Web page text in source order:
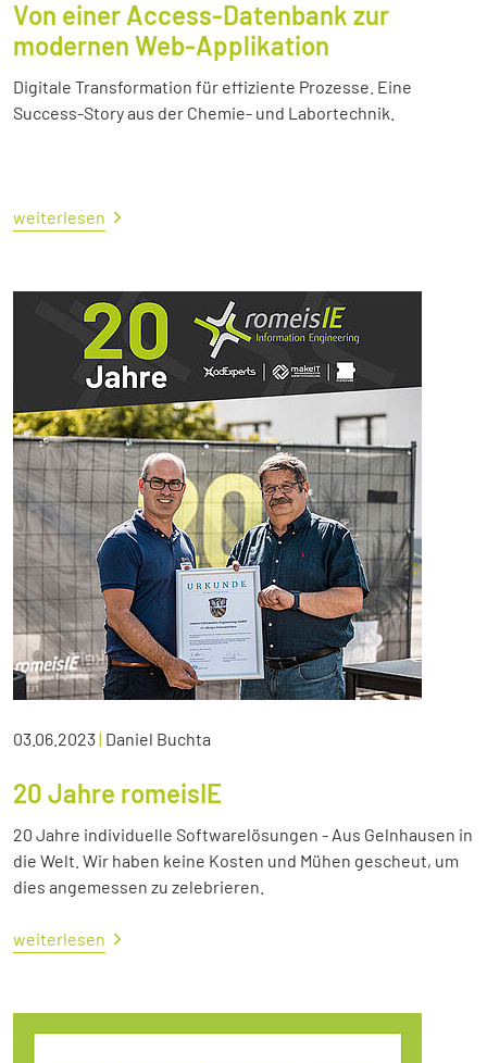
Von einer Access-Datenbank zur
modernen Web-Applikation
Digitale Transformation für effiziente Prozesse. Eine
Success-Story aus der Chemie- und Labortechnik.
weiterlesen
03.06.2023| Daniel Buchta
20 Jahre romeisIE
20 Jahre individuelle Softwarelösungen - Aus Gelnhausen in
die Welt. Wir haben keine Kosten und Mühen gescheut, um
dies angemessen zu zelebrieren.
weiterlesen